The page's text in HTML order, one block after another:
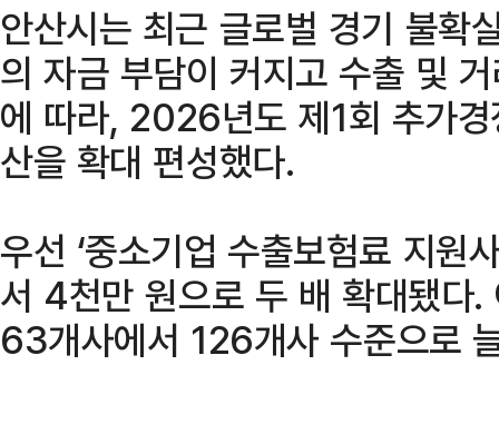
안산시는 최근 글로벌 경기 불확
의 자금 부담이 커지고 수출 및
에 따라, 2026년도 제1회 추가
산을 확대 편성했다.
우선 ‘중소기업 수출보험료 지원
서 4천만 원으로 두 배 확대됐다
63개사에서 126개사 수준으로